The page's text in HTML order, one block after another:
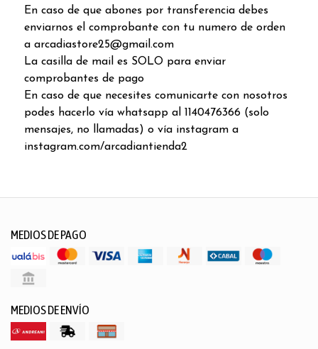
En caso de que abones por transferencia debes
enviarnos el comprobante con tu numero de orden
a arcadiastore25@gmail.com
La casilla de mail es SOLO para enviar
comprobantes de pago
En caso de que necesites comunicarte con nosotros
podes hacerlo vía whatsapp al 1140476366 (solo
mensajes, no llamadas) o vía instagram a
instagram.com/arcadiantienda2
MEDIOS DE PAGO
MEDIOS DE ENVÍO